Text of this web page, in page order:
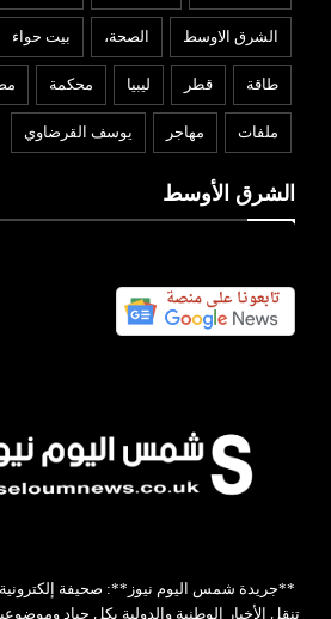
الشرق الاوسط الصحة، بيت حواء
طاقة قطر ليبيا محكمة
ملفات مهاجر يوسف القرضاوي
الشرق الأوسط
**جريدة شمس اليوم نيوز**: صحيفة إلكترونية
تنقل الأخبار الوطنية والدولية بكل حياد